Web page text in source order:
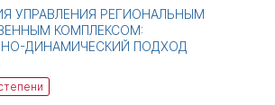
УПРАВЛЕНИЯ РЕГИОНАЛЬНЫМ
КОМПЛЕКСОМ:
ДИНАМИЧЕСКИЙ ПОДХОД